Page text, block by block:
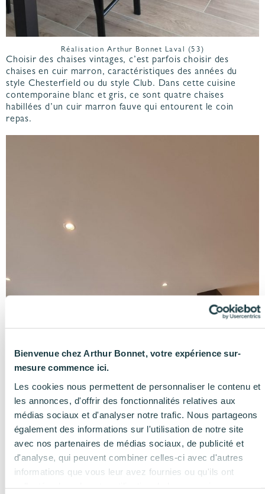
Bienvenue chez Arthur Bonnet, votre expérience sur-
mesure commence ici.
Les cookies nous permettent de personnaliser le contenu et
les annonces, d'offrir des fonctionnalités relatives aux
médias sociaux et d'analyser notre trafic. Nous partageons
également des informations sur l'utilisation de notre site
avec nos partenaires de médias sociaux, de publicité et
d'analyse, qui peuvent combiner celles-ci avec d'autres
informations que vous leur avez fournies ou qu'ils ont
Réalisation Arthur Bonnet Laval (53)
Choisir des chaises vintages, c’est parfois choisir des
chaises en cuir marron, caractéristiques des années du
style Chesterfield ou du style Club. Dans cette cuisine
contemporaine blanc et gris, ce sont quatre chaises
habillées d’un cuir marron fauve qui entourent le coin
repas.